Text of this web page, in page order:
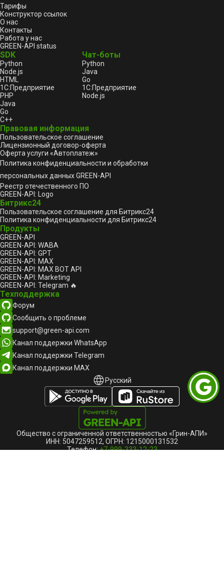
Тарифы
Конструктор ссылок
О нас
Контакты
Работа у нас
GREEN-API status
SDK
Python
Node.js
HTML
1С:Предприятие
PHP
Java
Go
C++
Чат-боты
Python
Java
Go
1С:Предприятие
Node.js
Правовая информация
Пользовательское соглашение
Лицензионный договор-оферта
Оферта услуги «Автоплатеж»
Политика конфиденциальности и обработки
персональных данных GREEN-API
Реестр отечественного ПО
GREEN-API: Logo
Битрикс24
Пользовательское соглашение для Битрикс24
Политика конфиденциальности для Битрикс24
Продукты
GREEN-API
GREEN-API: WABA
GREEN-API: GPT
GREEN-API: MAX
GREEN-API: MAX BOT API
GREEN-API: Marketing
GREEN-API: Telegram 🔥
Техподдержка
Форум
Сообщить о проблеме
support@green-api.com
Канал поддержки WhatsApp
Канал поддержки Telegram
Канал поддержки MAX
Русский
Русский
English
Общество с ограниченной ответственностью «Грин-АПИ»
ИНН: 5047259512, ОГРН: 1215000131532
Телефон:+7-999-333-12-23